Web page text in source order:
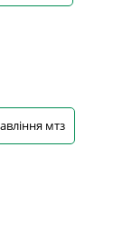
мтз